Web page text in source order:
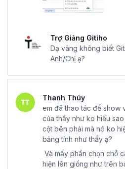
Trợ Giảng Gitiho
Dạ vâng không biết
Anh/Chị ạ?
Thanh Thúy
em đã thao tác để show
của thầy như ko hiểu
cột bên phải mà nó ko
bảng tính như thầy ạ?
Và mấy phần chọn chỗ
hiện lên giống như trên